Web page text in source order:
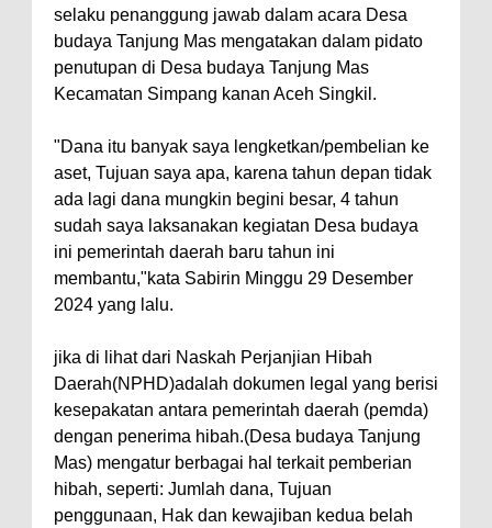
selaku penanggung jawab dalam acara Desa
budaya Tanjung Mas mengatakan dalam pidato
penutupan di Desa budaya Tanjung Mas
Kecamatan Simpang kanan Aceh Singkil.
"Dana itu banyak saya lengketkan/pembelian ke
aset, Tujuan saya apa, karena tahun depan tidak
ada lagi dana mungkin begini besar, 4 tahun
sudah saya laksanakan kegiatan Desa budaya
ini pemerintah daerah baru tahun ini
membantu,"kata Sabirin Minggu 29 Desember
2024 yang lalu.
jika di lihat dari Naskah Perjanjian Hibah
Daerah(NPHD)adalah dokumen legal yang berisi
kesepakatan antara pemerintah daerah (pemda)
dengan penerima hibah.(Desa budaya Tanjung
Mas) mengatur berbagai hal terkait pemberian
hibah, seperti: Jumlah dana, Tujuan
penggunaan, Hak dan kewajiban kedua belah